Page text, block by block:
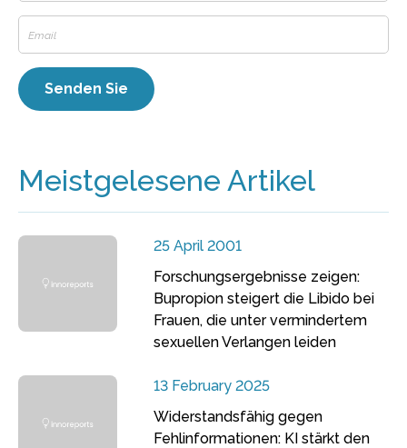
Meistgelesene Artikel
25 April 2001
Forschungsergebnisse zeigen:
Bupropion steigert die Libido bei
Frauen, die unter vermindertem
sexuellen Verlangen leiden
13 February 2025
Widerstandsfähig gegen
Fehlinformationen: KI stärkt den